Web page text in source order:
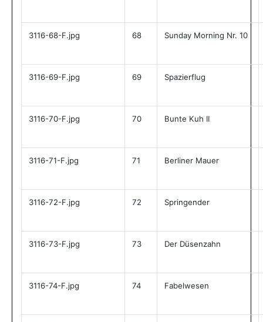
3116-68-F.jpg 68 Sunday Morning Nr. 10
3116-69-F.jpg 69 Spazierflug
3116-70-F.jpg 70 Bunte Kuh II
3116-71-F.jpg 71 Berliner Mauer
3116-72-F.jpg 72 Springender
3116-73-F.jpg 73 Der Düsenzahn
3116-74-F.jpg 74 Fabelwesen